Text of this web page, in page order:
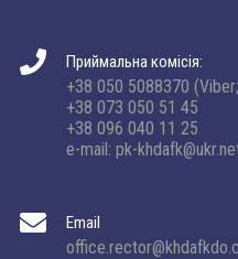
Приймальна комісія:
+38 050 5088370
+38 073 050 51 45
+38 096 040 11 25
e-mail: pk-
Email